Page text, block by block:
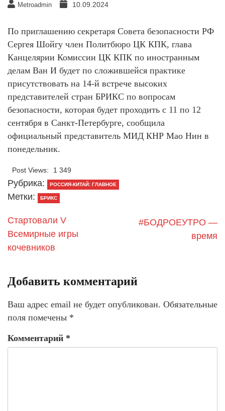
Metroadmin 10.09.2024
По приглашению секретаря Совета безопасности РФ
Сергея Шойгу член Политбюро ЦК КПК, глава
Канцелярии Комиссии ЦК КПК по иностранным
делам Ван И будет по сложившейся практике
присутствовать на 14-й встрече высоких
представителей стран БРИКС по вопросам
безопасности, которая будет проходить с 11 по 12
сентября в Санкт-Петербурге, сообщила
официальный представитель МИД КНР Мао Нин в
понедельник.
Post Views: 1 349
Рубрика: РОССИЯ-КИТАЙ: ГЛАВНОЕ
Метки: БРИКС
Стартовали V
Всемирные игры
кочевников
#БОДРОЕУТРО —
время
Добавить комментарий
Ваш адрес email не будет опубликован. Обязательные
поля помечены *
Комментарий *